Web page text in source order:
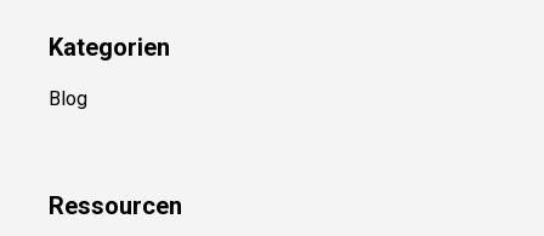
YouTube (50+ Sportarten)
Blog